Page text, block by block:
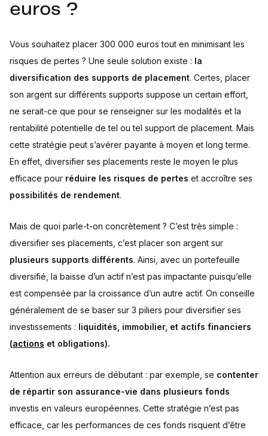
euros ?
Vous souhaitez placer 300 000 euros tout en minimisant les
risques de pertes ? Une seule solution existe : la
diversification des supports de placement. Certes, placer
son argent sur différents supports suppose un certain effort,
ne serait-ce que pour se renseigner sur les modalités et la
rentabilité potentielle de tel ou tel support de placement. Mais
cette stratégie peut s’avérer payante à moyen et long terme.
En effet, diversifier ses placements reste le moyen le plus
efficace pour réduire les risques de pertes et accroître ses
possibilités de rendement.
Mais de quoi parle-t-on concrètement ? C’est très simple :
diversifier ses placements, c’est placer son argent sur
plusieurs supports différents. Ainsi, avec un portefeuille
diversifié, la baisse d’un actif n’est pas impactante puisqu’elle
est compensée par la croissance d’un autre actif. On conseille
généralement de se baser sur 3 piliers pour diversifier ses
investissements : liquidités, immobilier, et actifs financiers
(actions et obligations).
Attention aux erreurs de débutant : par exemple, se contenter
de répartir son assurance-vie dans plusieurs fonds
investis en valeurs européennes. Cette stratégie n’est pas
efficace, car les performances de ces fonds risquent d’être